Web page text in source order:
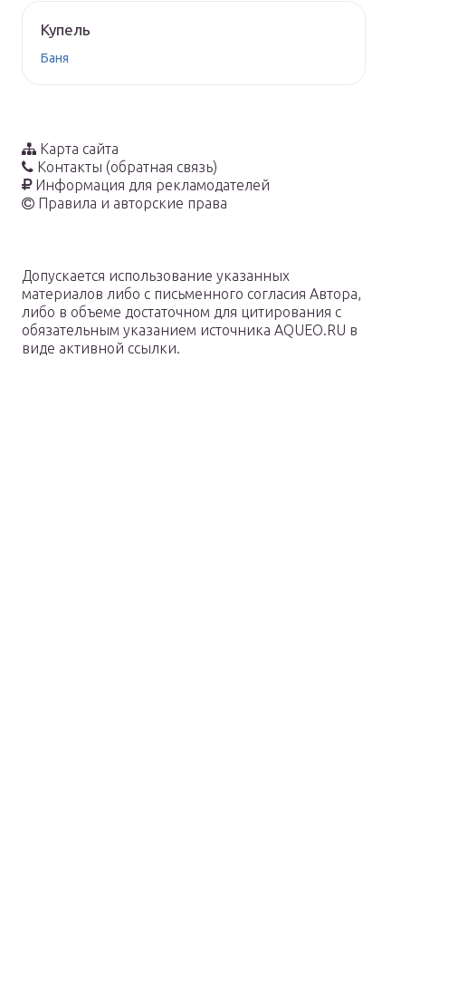
Купель
Баня
Карта сайта
Контакты (обратная связь)
Информация для рекламодателей
Правила и авторские права
Допускается использование указанных
материалов либо с письменного согласия Автора,
либо в объеме достаточном для цитирования с
обязательным указанием источника AQUEO.RU в
виде активной ссылки.